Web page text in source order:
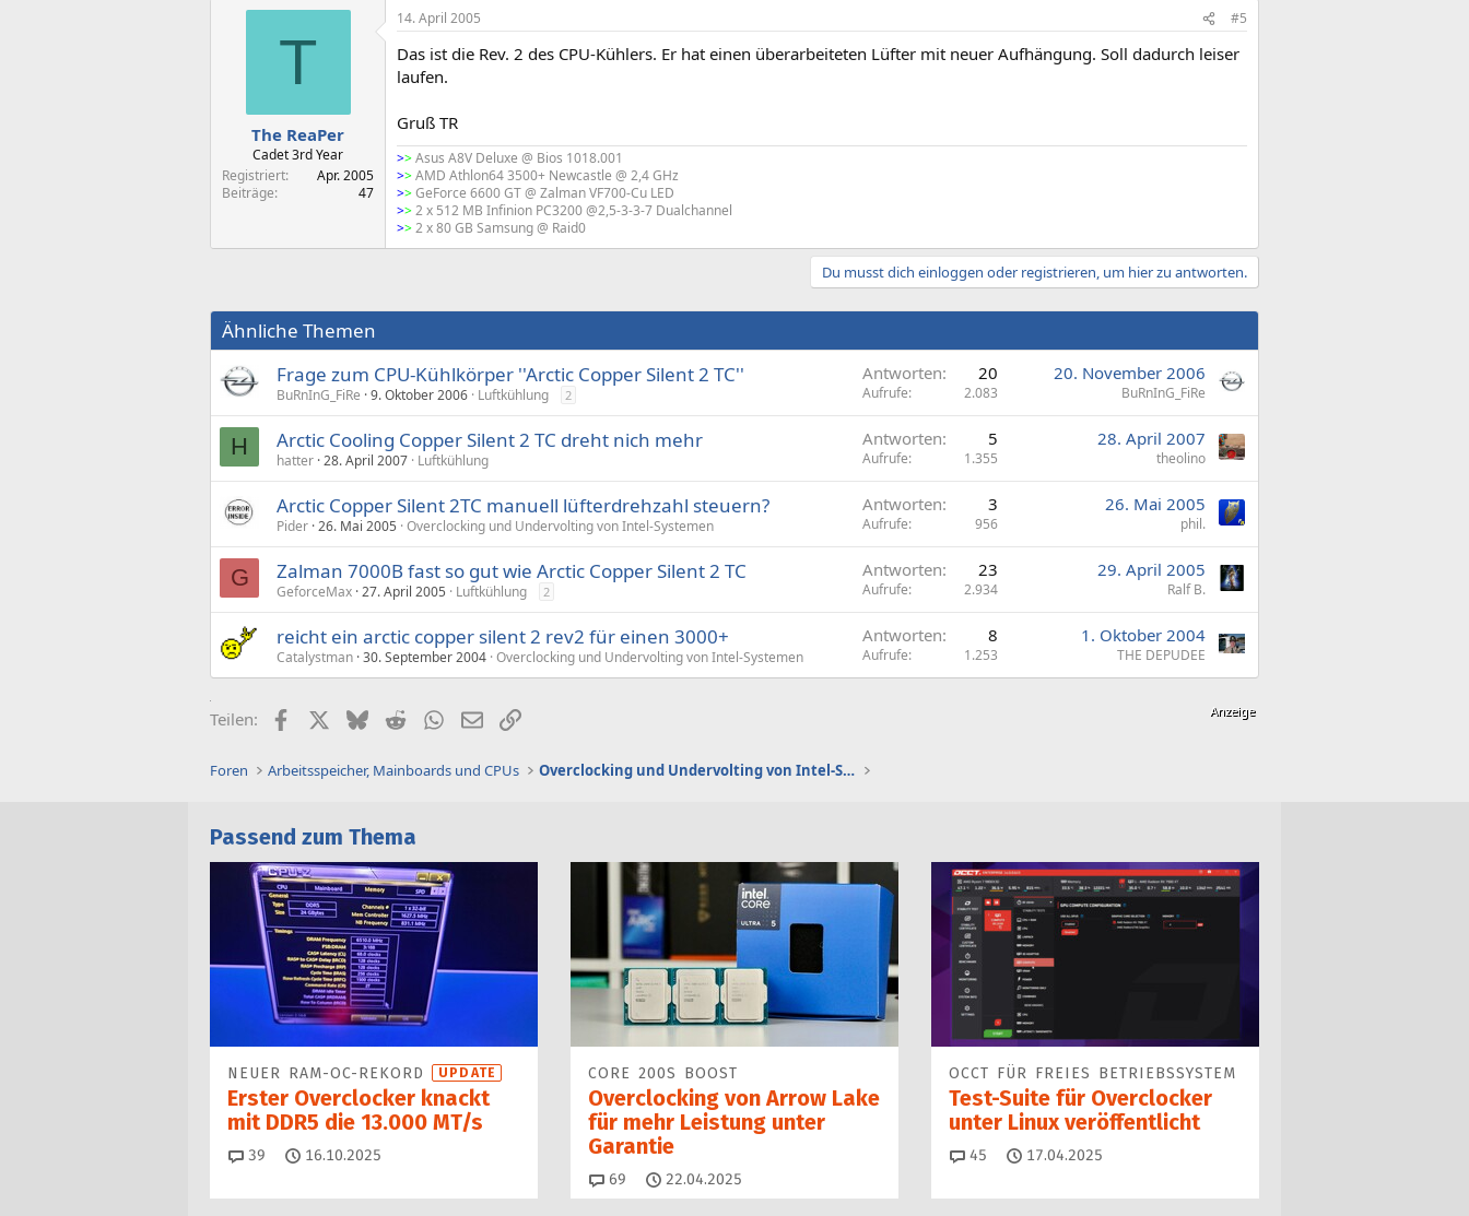
T
The ReaPer
Cadet 3rd Year
Registriert
Apr. 2005
Beiträge
47
14. April 2005 #5
Das ist die Rev. 2 des CPU-Kühlers. Er hat einen überarbeiteten Lüfter mit neuer Aufhängung. Soll dadurch leiser
laufen.
Gruß TR
>>Asus A8V Deluxe @ Bios 1018.001
>>AMD Athlon64 3500+ Newcastle @ 2,4 GHz
>>GeForce 6600 GT @ Zalman VF700-Cu LED
>>2 x 512 MB Infinion PC3200 @2,5-3-3-7 Dualchannel
>>2 x 80 GB Samsung @ Raid0
Du musst dich einloggen oder registrieren, um hier zu antworten.
Ähnliche Themen
Frage zum CPU-Kühlkörper ''Arctic Copper Silent 2 TC''
BuRnInG_FiRe 9. Oktober 2006 Luftkühlung 2
Antworten 20
Aufrufe 2.083
20. November 2006
BuRnInG_FiRe
H Arctic Cooling Copper Silent 2 TC dreht nich mehr
hatter 28. April 2007 Luftkühlung
Antworten 5
Aufrufe 1.355
28. April 2007
theolino
Arctic Copper Silent 2TC manuell lüfterdrehzahl steuern?
Pider 26. Mai 2005 Overclocking und Undervolting von Intel-Systemen
Antworten 3
Aufrufe 956
26. Mai 2005
phil.
G Zalman 7000B fast so gut wie Arctic Copper Silent 2 TC
GeforceMax 27. April 2005 Luftkühlung 2
Antworten 23
Aufrufe 2.934
29. April 2005
Ralf B.
reicht ein arctic copper silent 2 rev2 für einen 3000+
Catalystman 30. September 2004 Overclocking und Undervolting von Intel-Systemen
Antworten 8
Aufrufe 1.253
1. Oktober 2004
THE DEPUDEE
Teilen: FacebookX (Twitter)
BlueskyRedditWhatsApp
E-MailLink
Foren Arbeitsspeicher, Mainboards und CPUs Overclocking und Undervolting von Intel-Systemen
Passend zum Thema
NEUER RAM-OC-REKORD UPDATE
Erster Overclocker knackt
mit DDR5 die 13.000 MT/s
39 Kommentare
16.10.2025
CORE 200S BOOST
Overclocking von Arrow Lake
für mehr Leistung unter
Garantie
69 Kommentare
22.04.2025
OCCT FÜR FREIES BETRIEBSSYSTEM
Test-Suite für Overclocker
unter Linux veröffentlicht
45 Kommentare
17.04.2025